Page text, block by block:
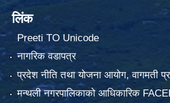
लिंक
Preeti TO Unicode
नागरिक वडापत्र
प्रदेश नीति तथा योजना आयोग, वागमती
मन्थली नगरपालिकाको आधिकारिक